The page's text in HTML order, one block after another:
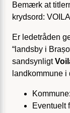
Bemærk at
krydsord:
Er ledetråden
“landsby i
sandsynligt
landkommune
Eventuelt